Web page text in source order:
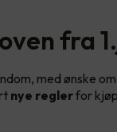
fra
med ønske
nye reglerfor